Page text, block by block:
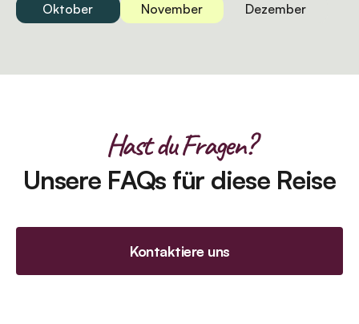
Oktober
November Dezember
Hast du Fragen?
Unsere FAQs für diese Reise
Kontaktiere uns